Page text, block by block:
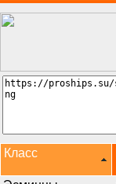
Класс